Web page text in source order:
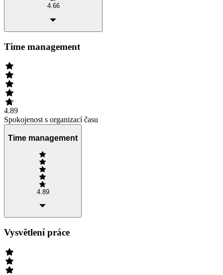
4.66
Time management
4.89
Spokojenost s organizací času
Time management
4.89
Vysvětlení práce